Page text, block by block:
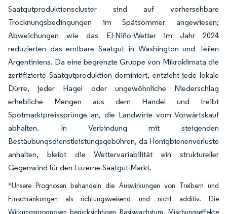
Saatgutproduktionscluster sind auf vorhersehbare
Trocknungsbedingungen im Spätsommer angewiesen;
Abweichungen wie das El-Niño-Wetter im Jahr 2024
reduzierten das erntbare Saatgut in Washington und Teilen
Argentiniens. Da eine begrenzte Gruppe von Mikroklimata die
zertifizierte Saatgutproduktion dominiert, entzieht jede lokale
Dürre, jeder Hagel oder ungewöhnliche Niederschlag
erhebliche Mengen aus dem Handel und treibt
Spotmarktpreissprünge an, die Landwirte vom Vorwärtskauf
abhalten. In Verbindung mit steigenden
Bestäubungsdienstleistungsgebühren, da Honigbienenverluste
anhalten, bleibt die Wettervariabilität ein struktureller
Gegenwind für den Luzerne-Saatgut-Markt.
*Unsere Prognosen behandeln die Auswirkungen von Treibern und
Einschränkungen als richtungsweisend und nicht additiv. Die
Wirkungsprognosen berücksichtigen Basiswachstum, Mischungseffekte